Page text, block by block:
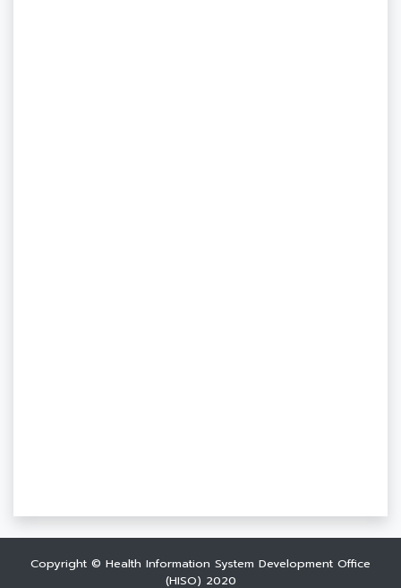
Copyright © Health Information System Development Office
(HISO) 2020